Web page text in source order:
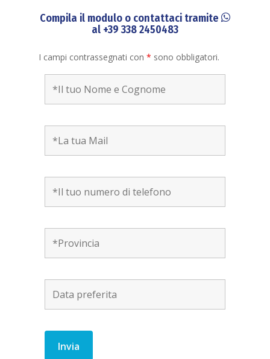
Compila il modulo o contattaci tramite
al +39 338 2450483
I campi contrassegnati con* sono obbligatori.